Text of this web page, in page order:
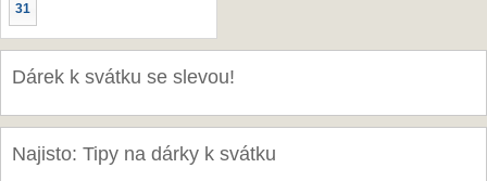
31
Dárek k svátku se slevou!
Najisto: Tipy na dárky k svátku